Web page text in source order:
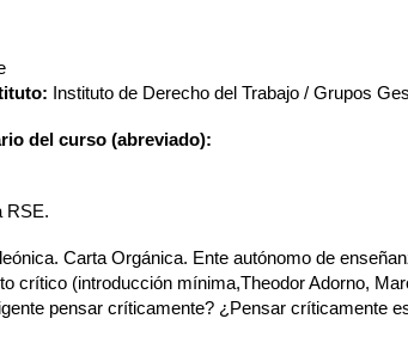
Instituto de Derecho del Trabajo / Grupos
del curso (abreviado):
RSE.
Carta Orgánica. Ente autónomo de
crítico (introducción mínima,Theodor Adorno,
pensar críticamente? ¿Pensar críticamente